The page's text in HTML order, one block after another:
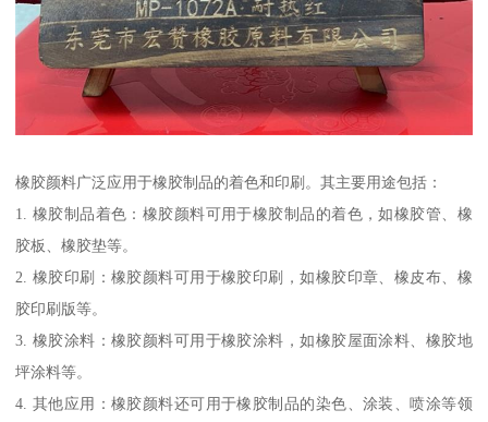
橡胶颜料广泛应用于橡胶制品的着色和印刷。其主要用途包括：
1. 橡胶制品着色：橡胶颜料可用于橡胶制品的着色，如橡胶管、橡
胶板、橡胶垫等。
2. 橡胶印刷：橡胶颜料可用于橡胶印刷，如橡胶印章、橡皮布、橡
胶印刷版等。
3. 橡胶涂料：橡胶颜料可用于橡胶涂料，如橡胶屋面涂料、橡胶地
坪涂料等。
4. 其他应用：橡胶颜料还可用于橡胶制品的染色、涂装、喷涂等领